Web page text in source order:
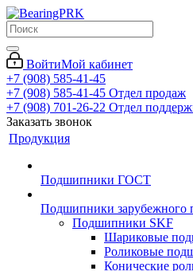
ВойтиМой кабинет
+7 (908) 585-41-45
+7 (908) 585-41-45 Отдел продаж
+7 (908) 701-26-22 Отдел
Заказать звонок
Продукция
Подшипники ГОСТ
Подшипники зарубежного
Подшипники SKF
Шариковые
Роликовые
Конические